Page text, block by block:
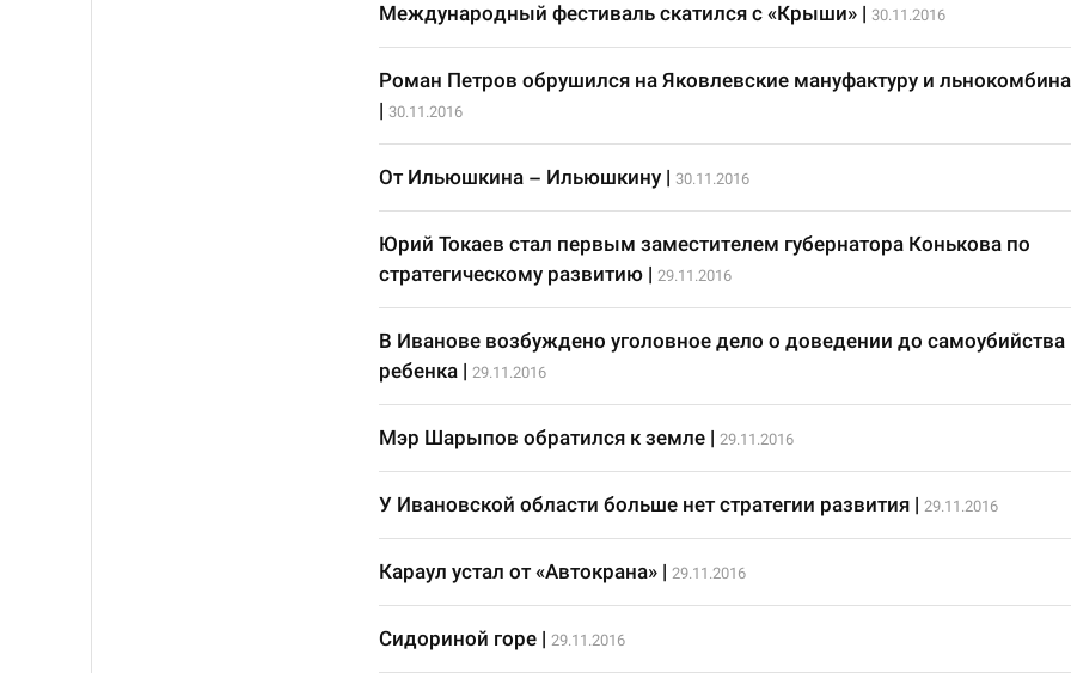
Международный фестиваль скатился с «Крыши»| 30.11.2016
Роман Петров обрушился на Яковлевские мануфактуру и
| 30.11.2016
От Ильюшкина – Ильюшкину| 30.11.2016
Юрий Токаев стал первым заместителем губернатора Конькова по
стратегическому развитию| 29.11.2016
В Иванове возбуждено уголовное дело о доведении до самоубийства
ребенка| 29.11.2016
Мэр Шарыпов обратился к земле| 29.11.2016
У Ивановской области больше нет стратегии развития| 29.11.2016
Караул устал от «Автокрана»| 29.11.2016
Сидориной горе| 29.11.2016